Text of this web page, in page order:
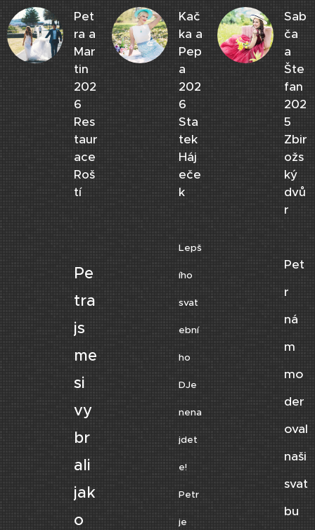
Pet
ra a
Mar
tin
202
6
Res
taur
ace
Roš
tí
Pe
tra
js
me
si
vy
br
ali
jak
o
Kač
ka a
Pep
a
202
6
Sta
tek
Háj
eče
k
Lepš
ího
svat
ební
ho
DJe
nena
jdet
e!
Petr
je
Sab
ča
a
Šte
fan
202
5
Zbir
ožs
ký
dvů
r
Pet
r
ná
m
mo
der
oval
naši
svat
bu